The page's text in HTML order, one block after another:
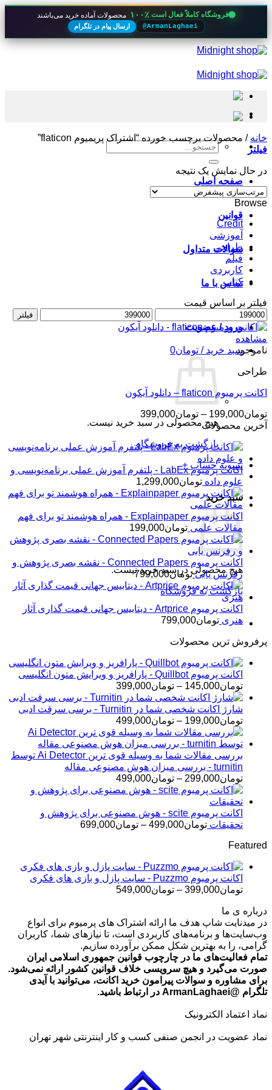
فروشگاه کاملاً فعال است ۱۰۰٪ محصولات آماده خرید می‌باشند
@ArmanLaghaei ارسال پیام در تلگرام
Skip
to
جستجو
صفحه اصلی
قوانین
سوالات متداول
تماس با ما
ورود / عضویت
سبد خرید / تومان0
هیچ محصولی در سبد خرید نیست.
بازگشت به فروشگاه
تسویه حساب +
سبد خرید
هیچ محصولی در سبد خرید نیست.
بازگشت به فروشگاه
خانه / محصولات برچسب خورده “اشتراک پریمیوم flaticon”
فیلتر
در حال نمایش یک نتیجه
Browse
Credit
آموزشی
طراحی
فیلم
کاربردی
کتاب
فیلتر بر اساس قیمت
حداقل
قیمت
حداکثر
قیمت
فیلتر
مشاهده
ناموجود
طراحی
اکانت پرمیوم flaticon – دانلود آیکون
تومان199,000
– تومان399,000محدوده
قیمت:
تا
آخرین محصولات
اکانت پرمیوم LabEx - پلتفرم آموزش عملی برنامه‌نویسی و
علوم داده تومان1,299,000
اکانت پرمیوم Explainpaper - همراه هوشمند تو برای فهم
مقالات علمی تومان199,000
اکانت پرمیوم Connected Papers - نقشه بصری پژوهش و
رفرنس یابی تومان799,000
اکانت پرمیوم Artprice - دیتابیس جهانی قیمت ‌گذاری آثار
هنری تومان799,000
پرفروش ترین محصولات
اکانت پرمیوم Quillbot - پارافریز و ویرایش متون انگلیسی
تومان145,000
– تومان399,000محدوده
قیمت:
تومان145,000
تا
تومان399,000
شارژ اکانت شخصی شما در Turnitin - برسی سرقت ادبی
تومان199,000
– تومان499,000محدوده
قیمت:
تومان199,000
تا
تومان499,000
بررسی مقالات شما به وسیله قوی ترین Ai Detector توسط
turnitin - بررسی میزان هوش مصنوعی مقاله
تومان299,000
– تومان499,000محدوده
قیمت:
تا
تومان499,000
اکانت پرمیوم scite - هوش مصنوعی برای پژوهش و
تحقیقات تومان499,000
– تومان699,000محدوده
تومان699,000
Featured
اکانت پرمیوم Puzzmo - سایت پازل و بازی های فکری
تومان399,000
– تومان549,000
تا
تومان549,000
درباره ی ما
در میدنایت شاپ هدف ما ارائه اشتراک های پرمیوم برای انواع
وب‌سایت‌ها و برنامه‌های کاربردی است، تا نیازهای شما، کاربران
گرامی، را به بهترین شکل ممکن برآورده سازیم.
تمام فعالیت‌های ما در چارچوب قوانین جمهوری اسلامی ایران
صورت می‌گیرد و هیچ سرویسی خلاف قوانین کشور ارائه نمی‌شود.
برای مشاوره و سوالات پیرامون خرید اکانت، می‌توانید با آیدی
تلگرام @ArmanLaghaei در ارتباط باشید.
نماد اعتماد الکترونیک
نماد عضویت در انجمن صنفی کسب و کار اینترنتی شهر تهران